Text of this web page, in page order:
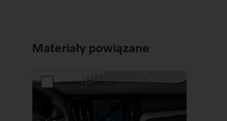
Materiały powiązane